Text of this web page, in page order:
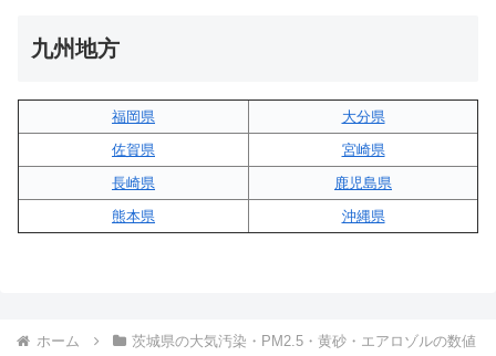
九州地方
福岡県
大分県
佐賀県
宮崎県
長崎県
鹿児島県
熊本県
沖縄県
ホーム
茨城県の大気汚染・PM2.5・黄砂・エアロゾルの数値